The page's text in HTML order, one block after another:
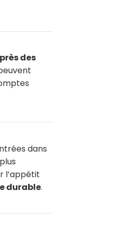
des
dans
l’appétit
durable.